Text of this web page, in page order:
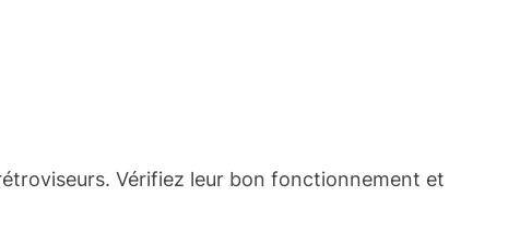
Vérifiez leur bon fonctionnement et